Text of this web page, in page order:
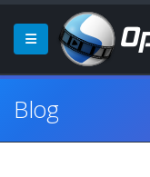
Blog